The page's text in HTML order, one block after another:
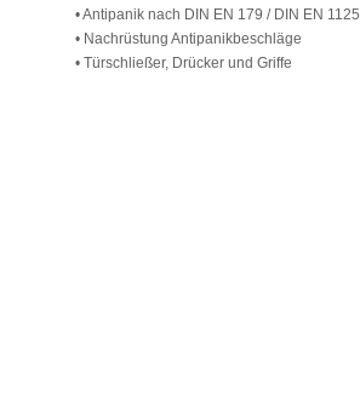
• Antipanik nach DIN EN 179 / DIN EN 1125
• Nachrüstung Antipanikbeschläge
• Türschließer, Drücker und Griffe